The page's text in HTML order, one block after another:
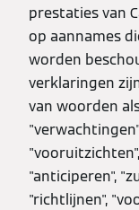
prestaties van
op aannames
worden
verklaringen
van woorden
"anticiperen",
"richtlijnen",